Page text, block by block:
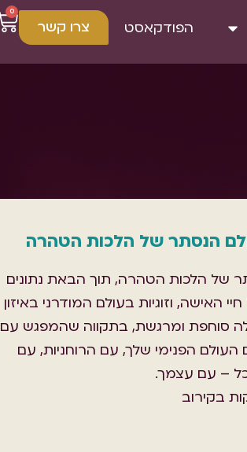
הפודקאסט צרו קשר
0
הנסתר של הלכות הטהרה
של הלכות הטהרה, תוך הבאת נתונים
האישה, וזוגיות בעולם המודרני באיזון
סוחפת ומרגשת, בתקווה שהמפגש עם
הפנימי שלך, עם הרוחניות, עם
– עם עצמך.
בקירוב